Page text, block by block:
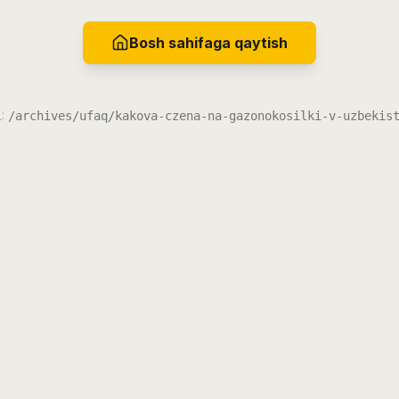
Bosh sahifaga qaytish
/archives/ufaq/kakova-czena-na-gazonokosilki-v-